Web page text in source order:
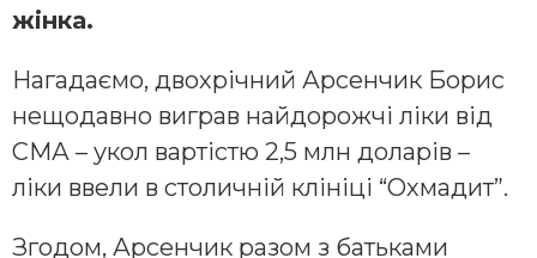
жінка.
Нагадаємо, двохрічний Арсенчик Борис
нещодавно виграв найдорожчі ліки від
СМА – укол вартістю 2,5 млн доларів –
ліки ввели в столичній клініці “Охмадит”.
Згодом, Арсенчик разом з батьками